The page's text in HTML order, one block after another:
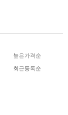
높은가격순
최근등록순